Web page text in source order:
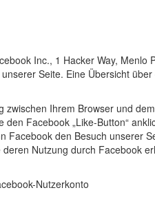
Inc., 1 Hacker Way,
Seite. Eine Übersicht
Ihrem Browser und
Facebook „Like-Button“
den Besuch unserer
Nutzung durch Facebook
Nutzerkonto